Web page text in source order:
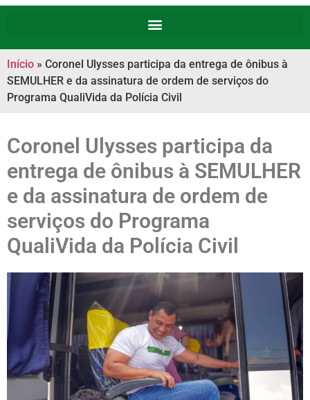
Início » Coronel Ulysses participa da entrega de ônibus à
SEMULHER e da assinatura de ordem de serviços do
Programa QualiVida da Polícia Civil
Coronel Ulysses participa da
entrega de ônibus à SEMULHER
e da assinatura de ordem de
serviços do Programa
QualiVida da Polícia Civil